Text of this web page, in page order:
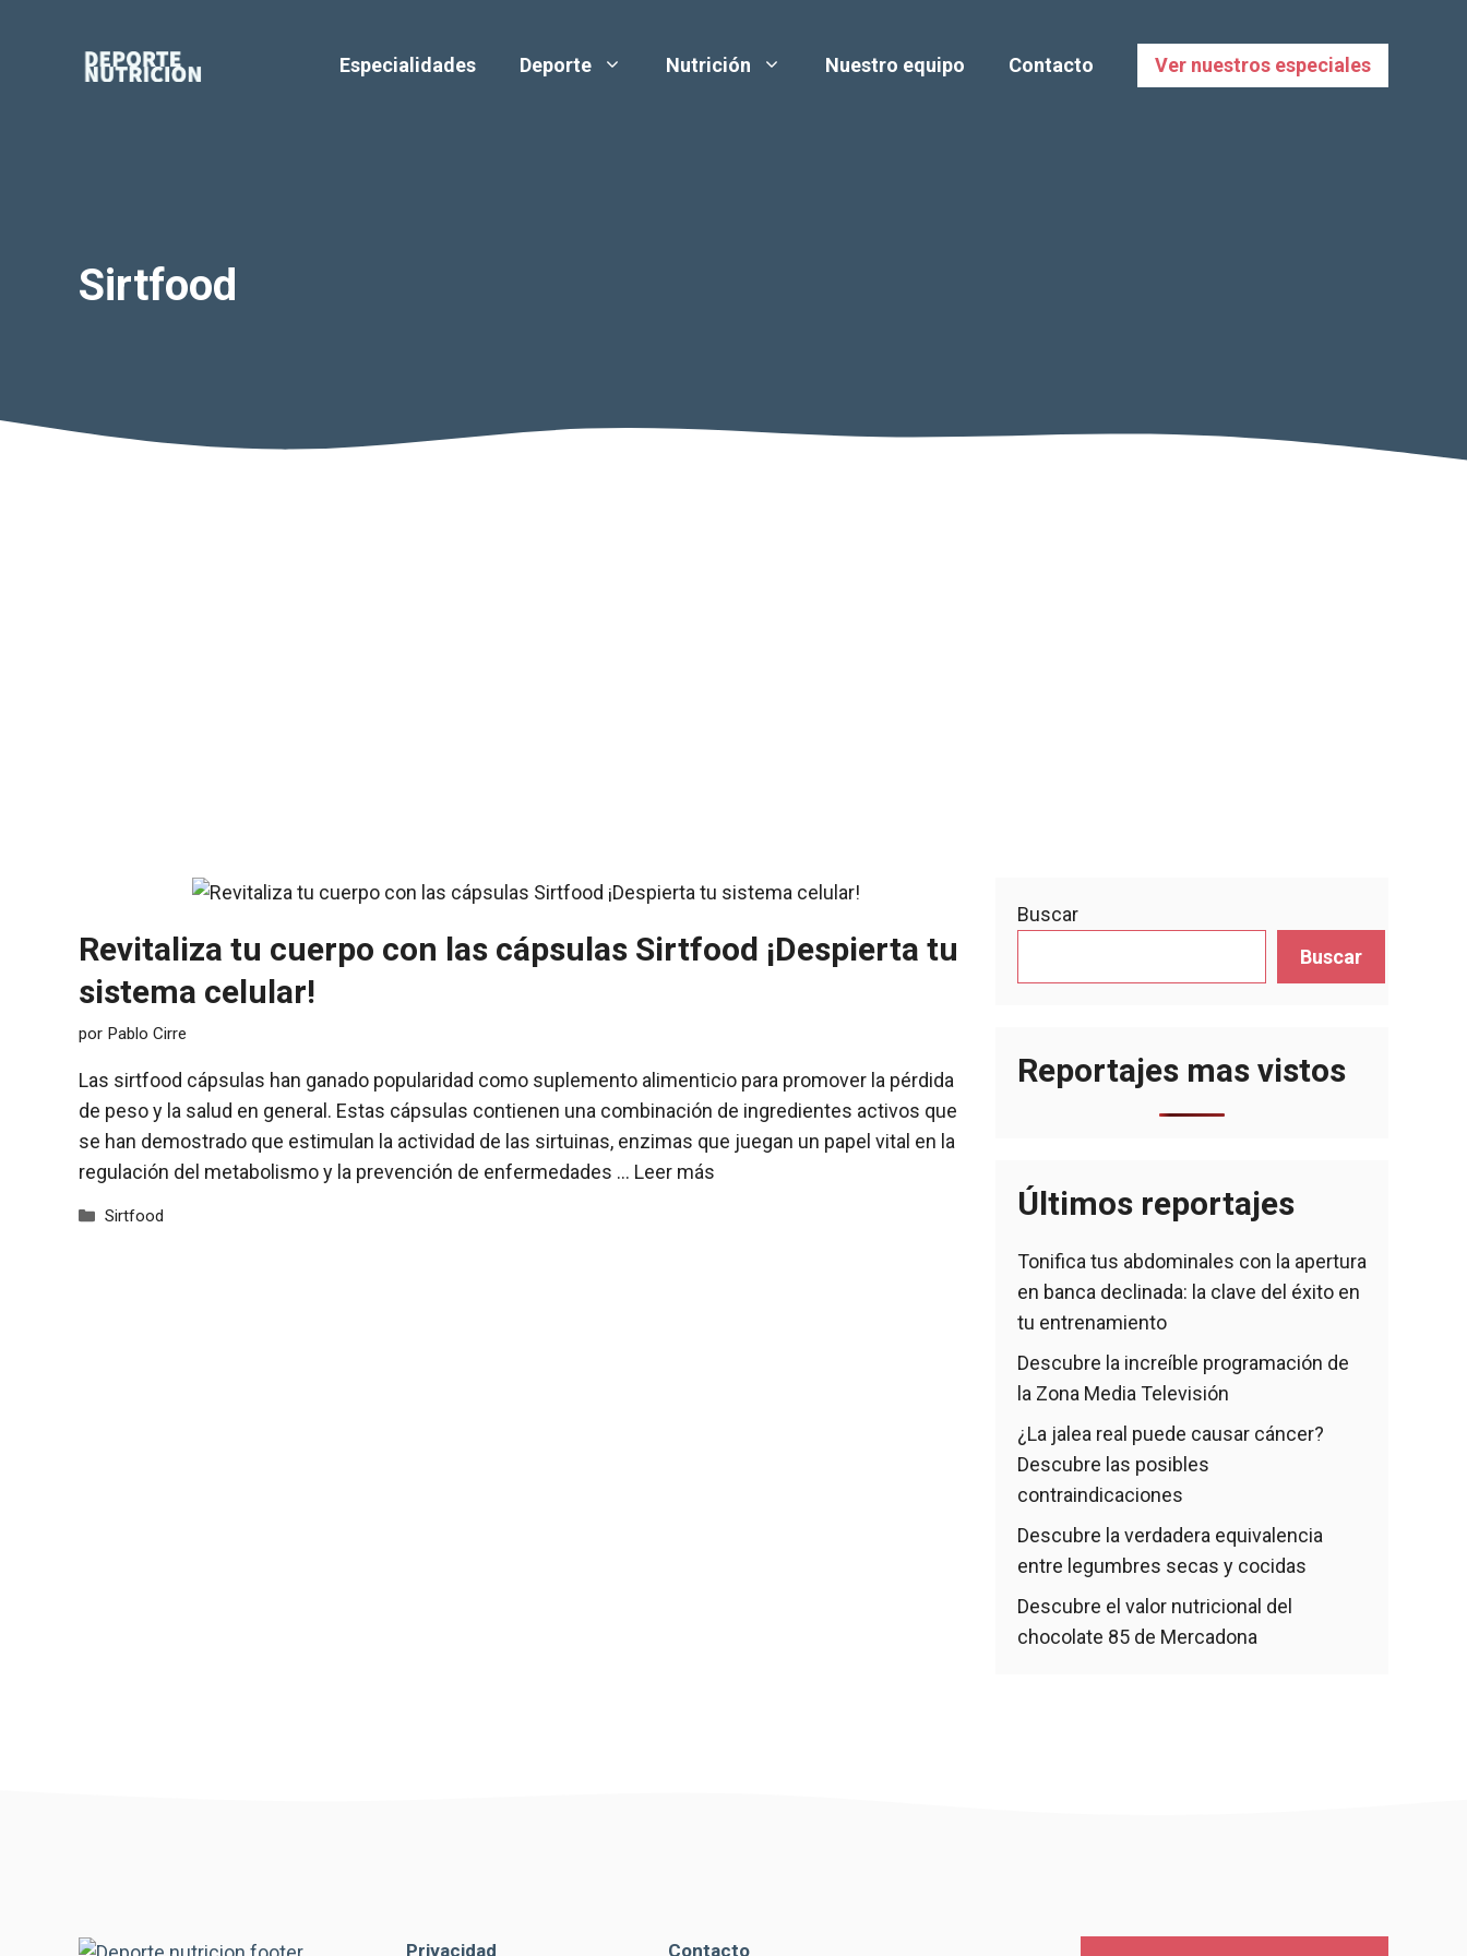
Especialidades Deporte Nutrición Nuestro equipo Contacto Ver nuestros especiales
Sirtfood
Revitaliza tu cuerpo con las cápsulas Sirtfood ¡Despierta tu
sistema celular!
por Pablo Cirre
Las sirtfood cápsulas han ganado popularidad como suplemento alimenticio para promover la pérdida
de peso y la salud en general. Estas cápsulas contienen una combinación de ingredientes activos que
se han demostrado que estimulan la actividad de las sirtuinas, enzimas que juegan un papel vital en la
regulación del metabolismo y la prevención de enfermedades … Leer más
Categorías
Sirtfood
Buscar
Buscar
Reportajes mas vistos
Últimos reportajes
Tonifica tus abdominales con la apertura
en banca declinada: la clave del éxito en
tu entrenamiento
Descubre la increíble programación de
la Zona Media Televisión
¿La jalea real puede causar cáncer?
Descubre las posibles
contraindicaciones
Descubre la verdadera equivalencia
entre legumbres secas y cocidas
Descubre el valor nutricional del
chocolate 85 de Mercadona
Privacidad Contacto